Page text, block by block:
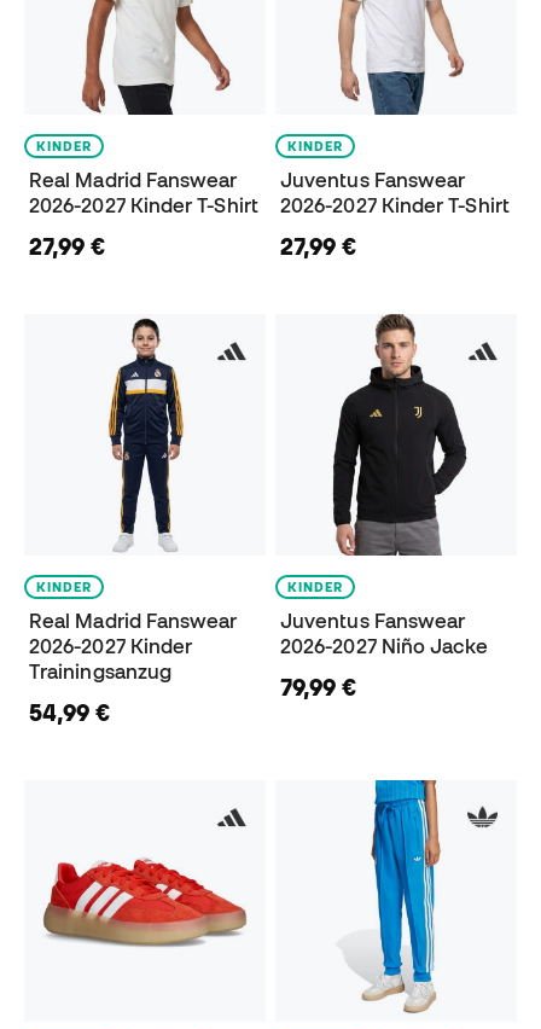
KINDER
Real Madrid Fanswear
2026-2027 Kinder T-Shirt
27,99 €
KINDER
Juventus Fanswear
2026-2027 Kinder T-Shirt
27,99 €
KINDER
Real Madrid Fanswear
2026-2027 Kinder
Trainingsanzug
54,99 €
KINDER
Juventus Fanswear
2026-2027 Niño Jacke
79,99 €